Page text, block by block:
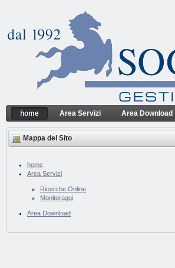
Sogesfin Srl
home
Navigazione
home Area Servizi Area Download
Mappa del Sito
home
Area Servizi
Ricerche Online
Monitoraggi
Area Download